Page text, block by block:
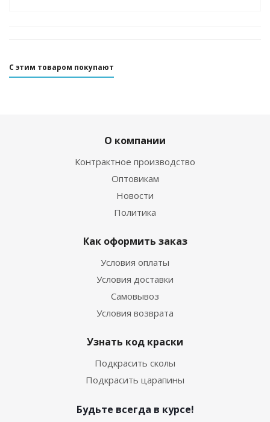
С этим товаром покупают
О компании
Контрактное производство
Оптовикам
Новости
Политика
Как оформить заказ
Условия оплаты
Условия доставки
Самовывоз
Условия возврата
Узнать код краски
Подкрасить сколы
Подкрасить царапины
Будьте всегда в курсе!